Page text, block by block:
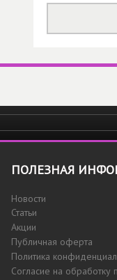
ПОЛЕЗНАЯ
Новости
Статьи
Акции
Публичная оферта
Политика
Согласие на